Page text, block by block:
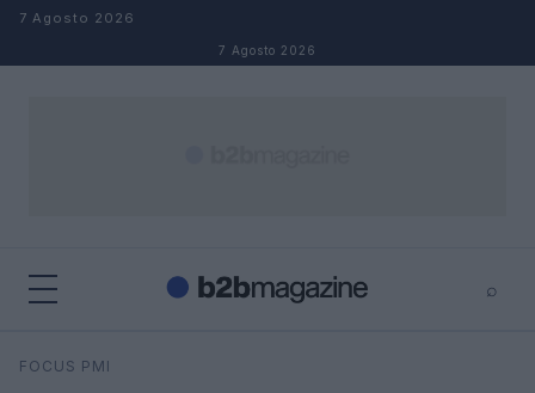
Salta al contenuto
7 Agosto 2026
7 Agosto 2026
⌕
Cerca
FOCUS PMI